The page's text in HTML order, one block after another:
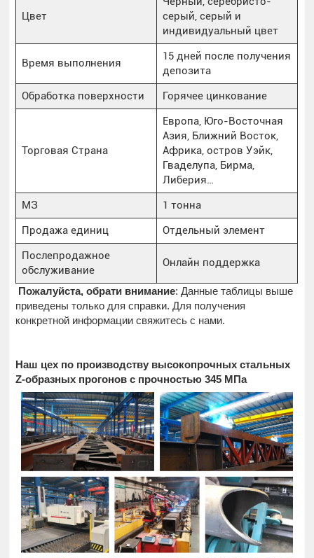
Цвет
серый, серый и
индивидуальный цвет
Время выполнения
15 дней после получения
депозита
Обработка поверхности
Горячее цинкование
Торговая Страна
Европа, Юго-Восточная
Азия, Ближний Восток,
Африка, остров Уэйк,
Гваделупа, Бирма,
Либерия…
МЗ
1 тонна
Продажа единиц
Отдельный элемент
Послепродажное
обслуживание
Онлайн поддержка
Пожалуйста, обрати внимание: Данные таблицы выше
приведены только для справки. Для получения
конкретной информации свяжитесь с нами.
Наш цех по производству высокопрочных стальных
Z-образных прогонов с прочностью 345 МПа